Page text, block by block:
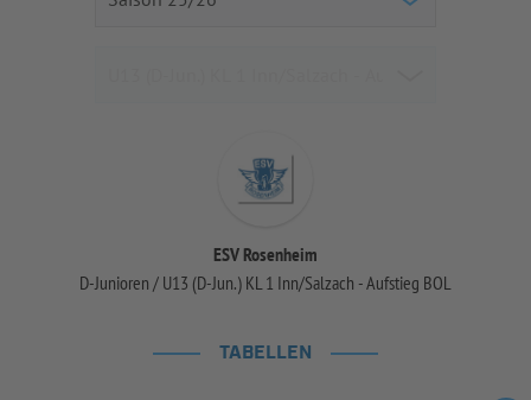
ESV Rosenheim
D-Junioren / U13 (D-Jun.) KL 1 Inn/Salzach - Aufstieg BOL
TABELLEN